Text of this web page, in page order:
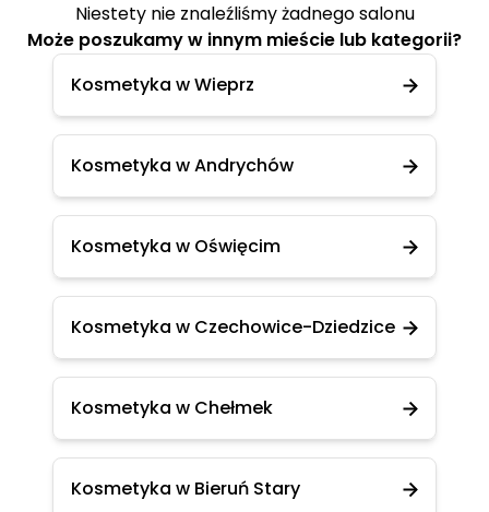
Niestety nie znaleźliśmy żadnego salonu
Może poszukamy w innym mieście lub kategorii?
Kosmetyka w Wieprz
Kosmetyka w Andrychów
Kosmetyka w Oświęcim
Kosmetyka w Czechowice-Dziedzice
Kosmetyka w Chełmek
Kosmetyka w Bieruń Stary